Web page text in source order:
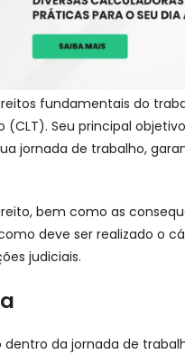
fundamentais do
(CLT). Seu principal
jornada de trabalho,
bem como as
deve ser realizado o
judiciais.
da jornada de